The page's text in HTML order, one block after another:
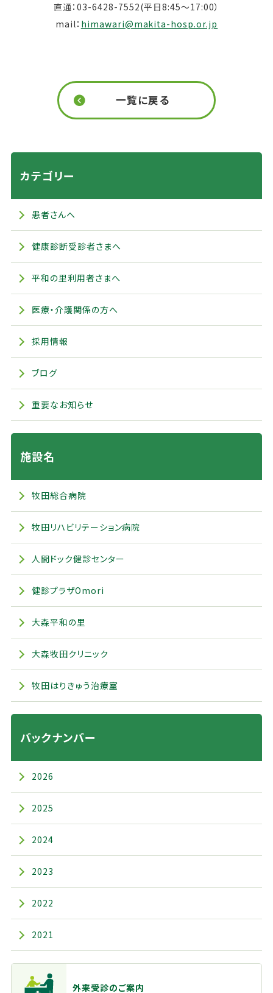
直通：03-6428-7552(平日8:45～17:00）
mail： himawari@makita-hosp.or.jp
一覧に戻る
カテゴリー
患者さんへ
健康診断受診者さまへ
平和の里利用者さまへ
医療・介護関係の方へ
採用情報
ブログ
重要なお知らせ
施設名
牧田総合病院
牧田リハビリテーション病院
人間ドック健診センター
健診プラザOmori
大森平和の里
大森牧田クリニック
牧田はりきゅう治療室
バックナンバー
2026
2025
2024
2023
2022
2021
主なメニュー
外来受診のご案内